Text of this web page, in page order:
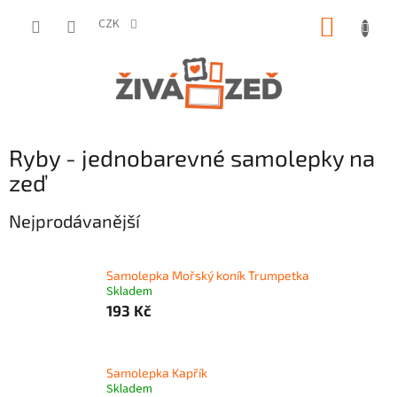
CZK
Ryby - jednobarevné samolepky na
zeď
Nejprodávanější
Samolepka Mořský koník Trumpetka
Skladem
193 Kč
Samolepka Kapřík
Skladem